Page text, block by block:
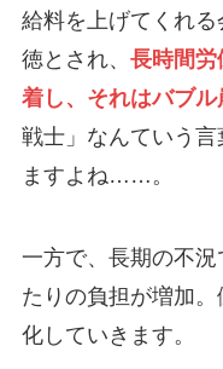
給料を上げてくれ
徳とされ、 長時間労
着し、それはバブル
戦士」なんていう
ますよね……。
一方で、長期の不
たりの負担が増加
化していきます。